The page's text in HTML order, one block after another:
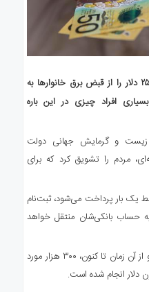
– دولت ویکتوریا، بابت ۲۵۰ دلار را از قبض برق خانوارها به
افراد چیزی در این باره
زیست و گرمایش جهانی دولت
مردم را تشویق کرد که برای
یک بار پرداخت می‌شود، ثبت‌نام
به حساب بانکی‌شان منتقل خواهد
این برنامه از ۱۲ ماه قبل راه‌اندازی شده و از آن زمان تا کنون، ۳۰۰ هزار مورد